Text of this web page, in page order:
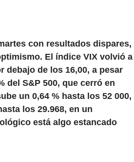
con resultados dispares,
El índice VIX volvió a
debajo de los 16,00, a pesar
del S&P 500, que cerró en
un 0,64 % hasta los 52 000,
los 29.968, en un
está algo estancado